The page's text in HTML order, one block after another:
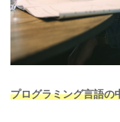
プログラミング言語の